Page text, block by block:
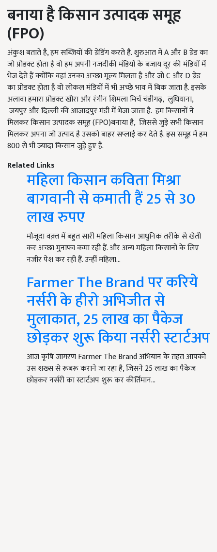
बनायाहैकिसान उत्पादक समूह
(FPO)
अंकुश बताते है, हम सब्जियों की ग्रेडिंग करते है. शुरुआत में A और B ग्रेड का
जो प्रोडक्ट होता है वो हम अपनी नजदीकी मंडियों के बजाय दूर की मंडियों में
भेज देते हैं क्योंकि वहां उनका अच्छा मूल्य मिलता है और जो C और D ग्रेड
का प्रोडक्ट होता है वो लोकल मंडियों में भी अच्छे भाव में बिक जाता है. इसके
अलावा हमारा प्रोडक्ट खीरा और रंगीन शिमला मिर्च चंडीगढ़, लुधियाना,
जयपुर और दिल्ली की आजादपुर मंडी में भेजा जाता है. हम किसानों ने
मिलकर किसान उत्पादक समूह (FPO)बनाया है, जिससे जुड़े सभी किसान
मिलकर अपना जो उत्पाद है उसको बाहर सप्लाई कर देते हैं. इस समूह में हम
800 से भी ज्यादा किसान जुड़े हुए हैं.
Related Links
महिला किसान कविता मिश्रा
बागवानी से कमाती हैं 25 से 30
लाख रुपए
मौजूदा वक़्त में बहुत सारी महिला किसान आधुनिक तरीके से खेती
कर अच्छा मुनाफा कमा रही हैं. और अन्य महिला किसानों के लिए
नजीर पेश कर रही हैं. उन्हीं महिला…
Farmer The Brand पर करिये
नर्सरी के हीरो अभिजीत से
मुलाकात, 25 लाख का पैकेज
छोड़कर शुरू किया नर्सरी स्टार्टअप
आज कृषि जागरण Farmer The Brand अभियान के तहत आपको
उस शख्स से रूबरू कराने जा रहा है, जिसने 25 लाख का पैकेज
छोड़कर नर्सरी का स्टार्टअप शुरू कर कीर्तिमान…